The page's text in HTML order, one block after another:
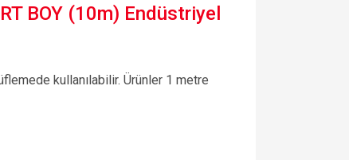
BOY (10m) Endüstriyel
kullanılabilir. Ürünler 1 metre